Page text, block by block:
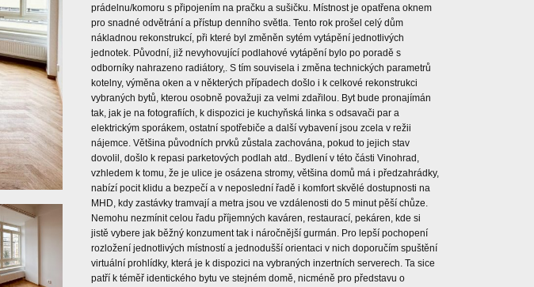
prádelnu/komoru s připojením na pračku a sušičku. Místnost je opatřena oknem
pro snadné odvětrání a přístup denního světla. Tento rok prošel celý dům
nákladnou rekonstrukcí, při které byl změněn sytém vytápění jednotlivých
jednotek. Původní, již nevyhovující podlahové vytápění bylo po poradě s
odborníky nahrazeno radiátory,. S tím souvisela i změna technických parametrů
kotelny, výměna oken a v některých případech došlo i k celkové rekonstrukci
vybraných bytů, kterou osobně považuji za velmi zdařilou. Byt bude pronajímán
tak, jak je na fotografiích, k dispozici je kuchyňská linka s odsavači par a
elektrickým sporákem, ostatní spotřebiče a další vybavení jsou zcela v režii
nájemce. Většina původních prvků zůstala zachována, pokud to jejich stav
dovolil, došlo k repasi parketových podlah atd.. Bydlení v této části Vinohrad,
vzhledem k tomu, že je ulice je osázena stromy, většina domů má i předzahrádky,
nabízí pocit klidu a bezpečí a v neposlední řadě i komfort skvělé dostupnosti na
MHD, kdy zastávky tramvají a metra jsou ve vzdálenosti do 5 minut pěší chůze.
Nemohu nezmínit celou řadu příjemných kaváren, restaurací, pekáren, kde si
jistě vybere jak běžný konzument tak i náročnější gurmán. Pro lepší pochopení
rozložení jednotlivých místností a jednodušší orientaci v nich doporučím spuštění
virtuální prohlídky, která je k dispozici na vybraných inzertních serverech. Ta sice
patří k téměř identického bytu ve stejném domě, nicméně pro představu o